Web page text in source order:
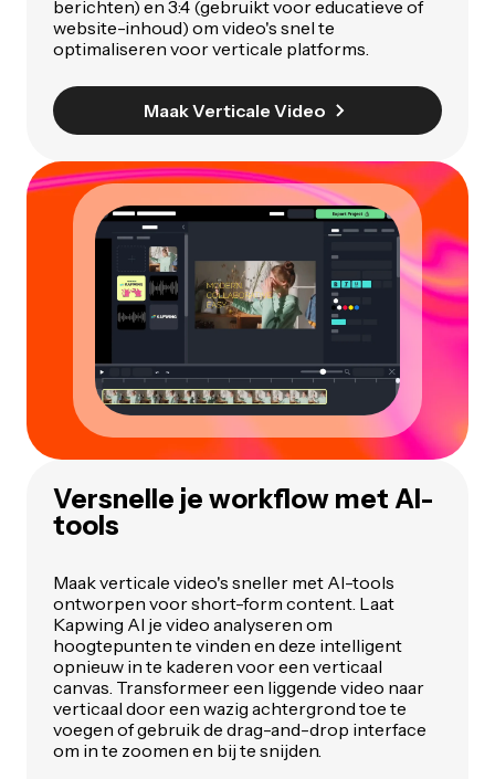
berichten) en 3:4 (gebruikt voor educatieve of
website-inhoud) om video's snel te
optimaliseren voor verticale platforms.
Maak Verticale Video
Versnelle je workflow met AI-
tools
Maak verticale video's sneller met AI-tools
ontworpen voor short-form content. Laat
Kapwing AI je video analyseren om
hoogtepunten te vinden en deze intelligent
opnieuw in te kaderen voor een verticaal
canvas. Transformeer een liggende video naar
verticaal door een wazig achtergrond toe te
voegen of gebruik de drag-and-drop interface
om in te zoomen en bij te snijden.